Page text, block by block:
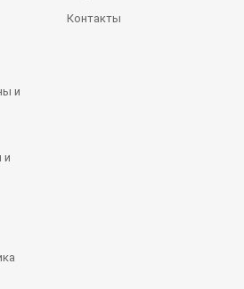
и
и
Контакты